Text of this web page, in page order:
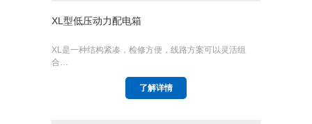
XL型低压动力配电箱
XL是一种结构紧凑，检修方便，线路方案可以灵活组
合…
了解详情